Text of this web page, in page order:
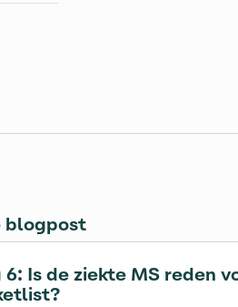
blogpost
6: Is de ziekte MS reden